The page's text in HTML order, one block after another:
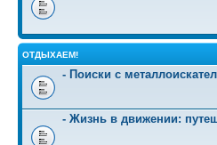
ОТДЫХАЕМ!
- Поиски с
- Жизнь в движении: